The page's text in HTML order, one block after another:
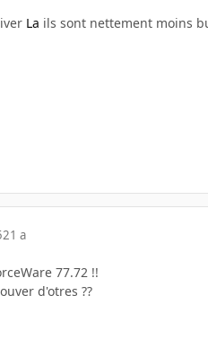
La ils sont nettement moins
21 a
77.72 !!
d'otres ??